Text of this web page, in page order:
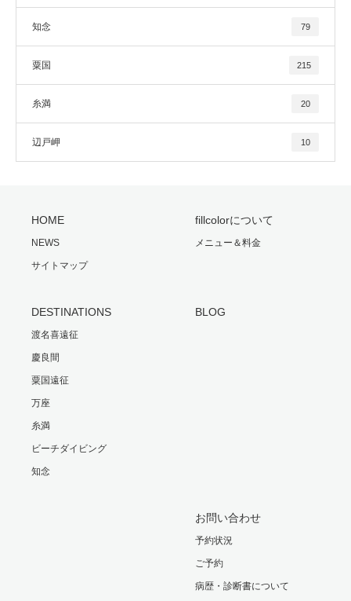
知念 79
粟国 215
糸満 20
辺戸岬 10
HOME
NEWS
サイトマップ
fillcolorについて
メニュー＆料金
DESTINATIONS
渡名喜遠征
慶良間
粟国遠征
万座
糸満
ビーチダイビング
知念
BLOG
お問い合わせ
予約状況
ご予約
病歴・診断書について